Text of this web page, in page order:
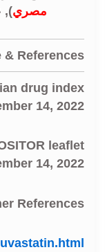
مصري),
& References
drug index
14, 2022
leaflet
14, 2022
References